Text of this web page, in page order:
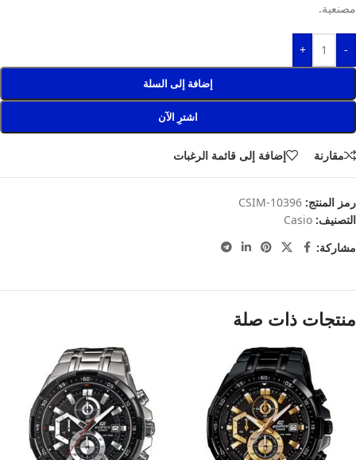
مصنعية.
-
+
إضافة إلى السلة
اشترِ الآن
مقارنة إضافة إلى قائمة الرغبات
رمز المنتج: CSIM-10396
التصنيف: Casio
مشاركة:
منتجات ذات صلة